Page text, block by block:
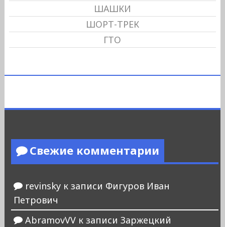
ШАШКИ
ШОРТ-ТРЕК
ГТО
Свежие комментарии
revinskyк записи Фигуров Иван
Петрович
AbramovVVк записи Заржецкий